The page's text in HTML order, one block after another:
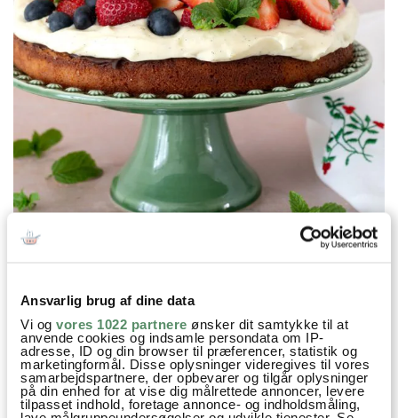
Ansvarlig brug af dine data
Vi og vores 1022 partnere ønsker dit samtykke til at
anvende cookies og indsamle persondata om IP-
adresse, ID og din browser til præferencer, statistik og
marketingformål. Disse oplysninger videregives til vores
samarbejdspartnere, der opbevarer og tilgår oplysninger
på din enhed for at vise dig målrettede annoncer, levere
tilpasset indhold, foretage annonce- og indholdsmåling,
Prøv også